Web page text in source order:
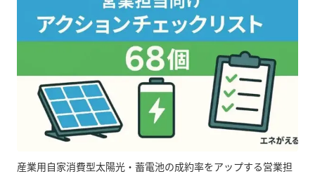
産業用自家消費型太陽光・蓄電池の成約率をアップする営業担